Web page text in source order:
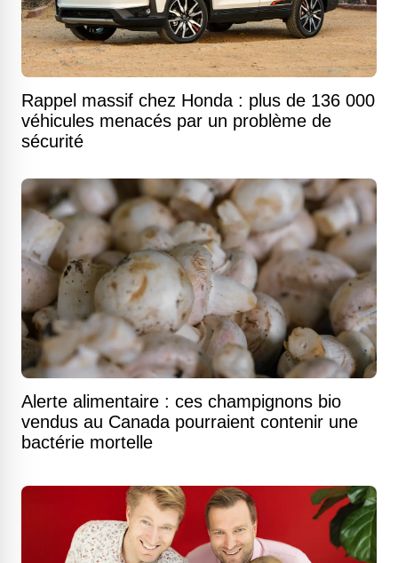
Rappel massif chez Honda : plus de 136 000
véhicules menacés par un problème de
sécurité
Alerte alimentaire : ces champignons bio
vendus au Canada pourraient contenir une
bactérie mortelle